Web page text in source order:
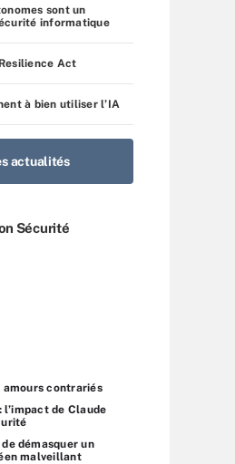
sont un
informatique
Act
à bien utiliser l’IA
actualités
Sécurité
contrariés
de Claude
démasquer un
malveillant